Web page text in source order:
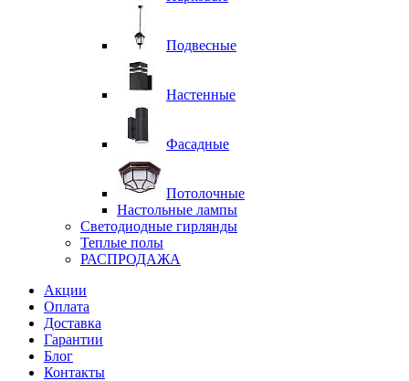
Подвесные
Настенные
Фасадные
Потолочные
Настольные лампы
Светодиодные гирлянды
Теплые полы
РАСПРОДАЖА
Акции
Оплата
Доставка
Гарантии
Блог
Контакты